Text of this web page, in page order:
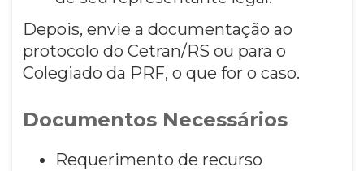
Depois, envie a documentação ao
protocolo do Cetran/RS ou para o
Colegiado da PRF, o que for o caso.
Documentos Necessários
Requerimento de recurso